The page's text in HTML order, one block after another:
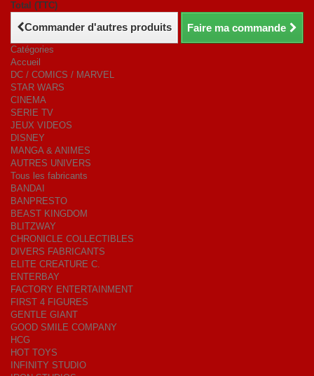
Total (TTC)
Commander d'autres produits Faire ma commande
Catégories
Accueil
DC / COMICS / MARVEL
STAR WARS
CINEMA
SERIE TV
JEUX VIDEOS
DISNEY
MANGA & ANIMES
AUTRES UNIVERS
Tous les fabricants
BANDAI
BANPRESTO
BEAST KINGDOM
BLITZWAY
CHRONICLE COLLECTIBLES
DIVERS FABRICANTS
ELITE CREATURE C.
ENTERBAY
FACTORY ENTERTAINMENT
FIRST 4 FIGURES
GENTLE GIANT
GOOD SMILE COMPANY
HCG
HOT TOYS
INFINITY STUDIO